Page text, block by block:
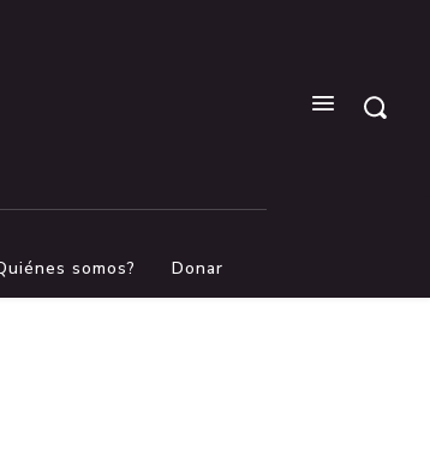
somos? Donar